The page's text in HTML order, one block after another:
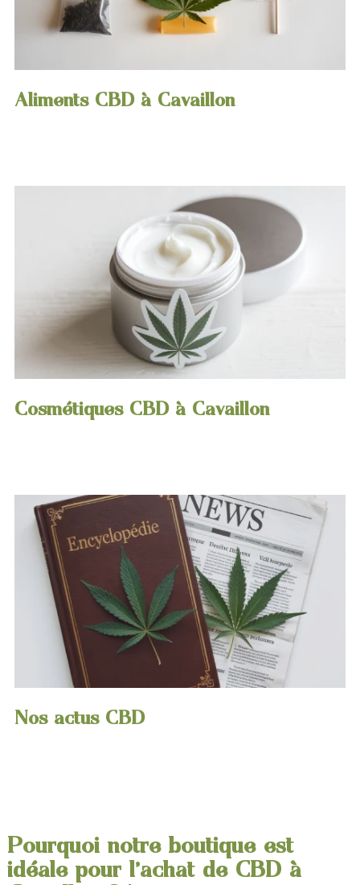
Aliments CBD à Cavaillon
Cosmétiques CBD à Cavaillon
Nos actus CBD
Pourquoi notre boutique est
idéale pour l'achat de CBD à